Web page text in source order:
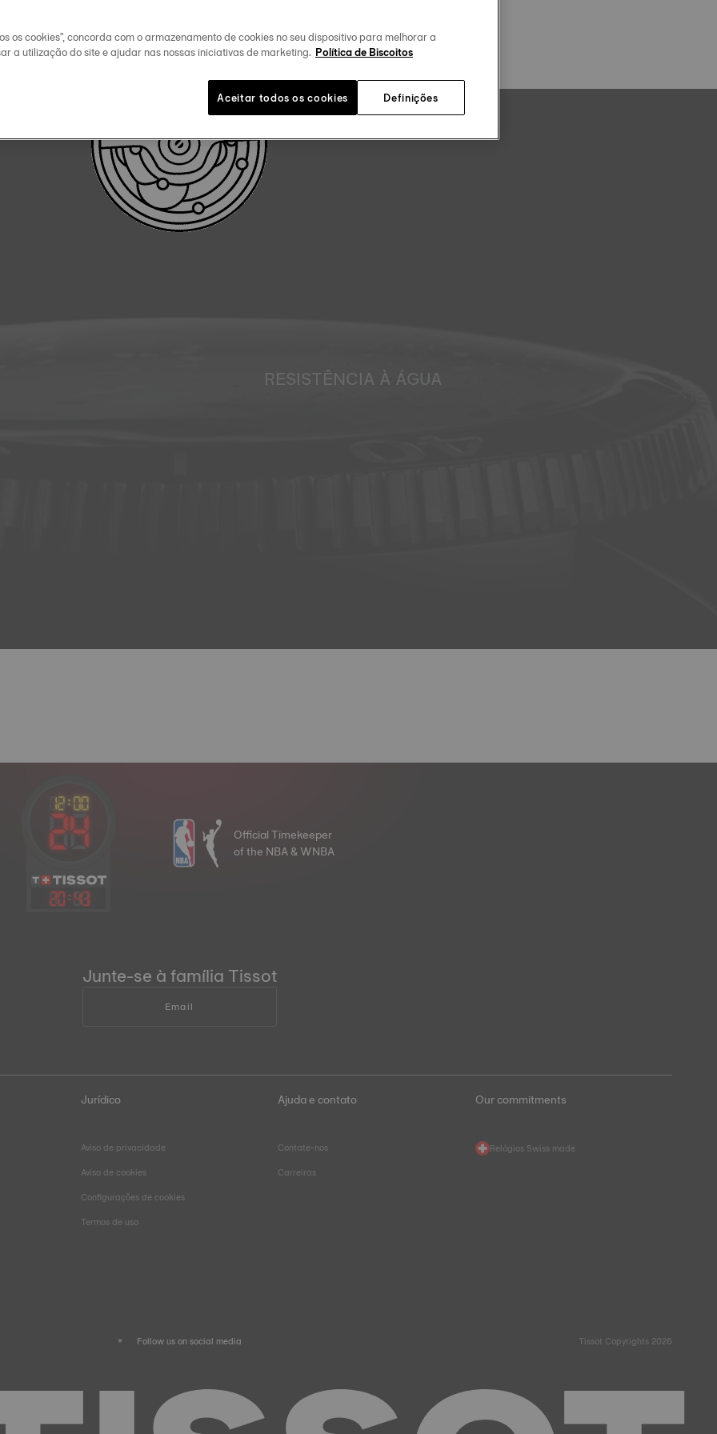
RESISTÊNCIA À ÁGUA
20:43
Official Timekeeper
of the NBA & WNBA
Junte-se à família Tissot
Email
Jurídico
Aviso de privacidade
Aviso de cookies
Configurações de cookies
Termos de uso
Ajuda e contato
Contate-nos
Carreiras
Our commitments
Relógios Swiss made
Follow us on social media Tissot Copyrights 2026
os cookies", concorda com o armazenamento de cookies no seu dispositivo para melhorar a
a utilização do site e ajudar nas nossas iniciativas de marketing. Política de Biscoitos
Definições
Aceitar todos os cookies